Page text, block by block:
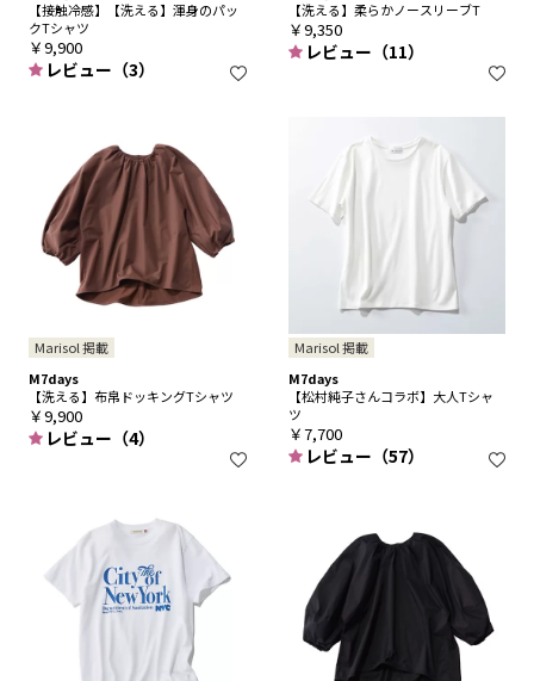
【接触冷感】【洗える】渾身のパッ
クTシャツ
￥9,900
レビュー（3）
【洗える】柔らかノースリーブT
￥9,350
レビュー（11）
Marisol 掲載
M7days
【洗える】布帛ドッキングTシャツ
￥9,900
レビュー（4）
Marisol 掲載
M7days
【松村純子さんコラボ】大人Tシャ
ツ
￥7,700
レビュー（57）